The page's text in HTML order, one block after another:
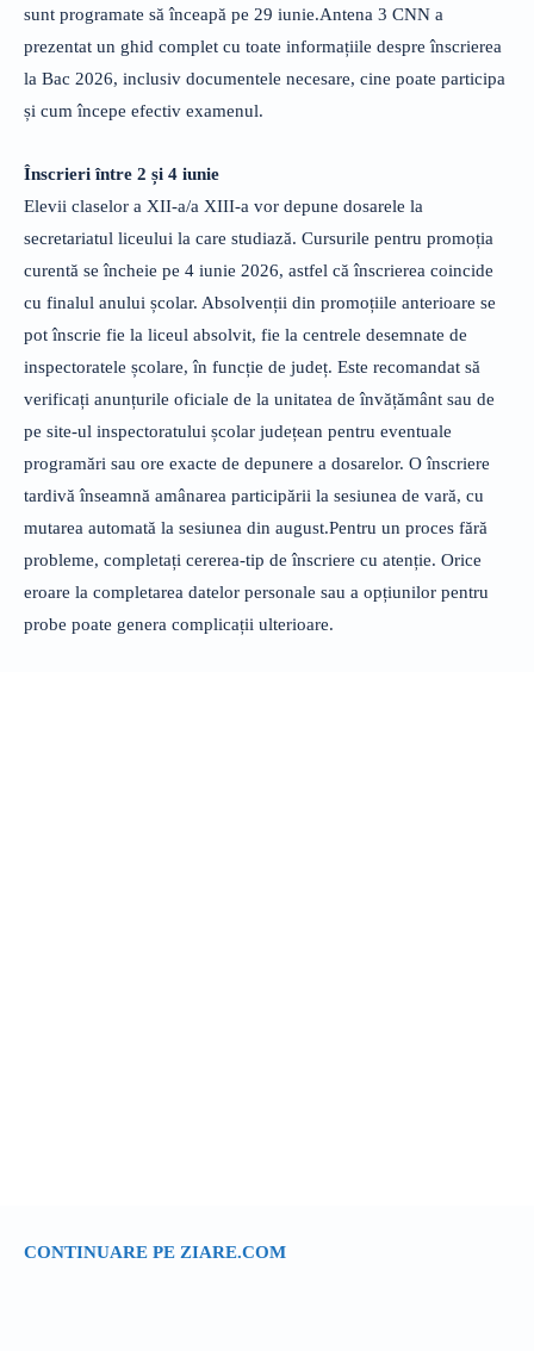
sunt programate să înceapă pe 29 iunie.Antena 3 CNN a
prezentat un ghid complet cu toate informațiile despre înscrierea
la Bac 2026, inclusiv documentele necesare, cine poate participa
și cum începe efectiv examenul.
Înscrieri între 2 și 4 iunie
Elevii claselor a XII-a/a XIII-a vor depune dosarele la
secretariatul liceului la care studiază. Cursurile pentru promoția
curentă se încheie pe 4 iunie 2026, astfel că înscrierea coincide
cu finalul anului școlar. Absolvenții din promoțiile anterioare se
pot înscrie fie la liceul absolvit, fie la centrele desemnate de
inspectoratele școlare, în funcție de județ. Este recomandat să
verificați anunțurile oficiale de la unitatea de învățământ sau de
pe site-ul inspectoratului școlar județean pentru eventuale
programări sau ore exacte de depunere a dosarelor. O înscriere
tardivă înseamnă amânarea participării la sesiunea de vară, cu
mutarea automată la sesiunea din august.Pentru un proces fără
probleme, completați cererea-tip de înscriere cu atenție. Orice
eroare la completarea datelor personale sau a opțiunilor pentru
probe poate genera complicații ulterioare.
CONTINUARE PE ZIARE.COM